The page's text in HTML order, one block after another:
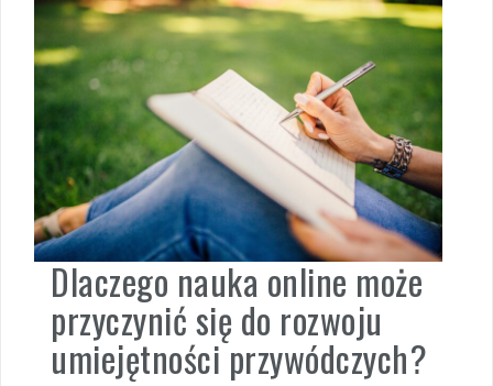
Dlaczego nauka online może
przyczynić się do rozwoju
umiejętności przywódczych?